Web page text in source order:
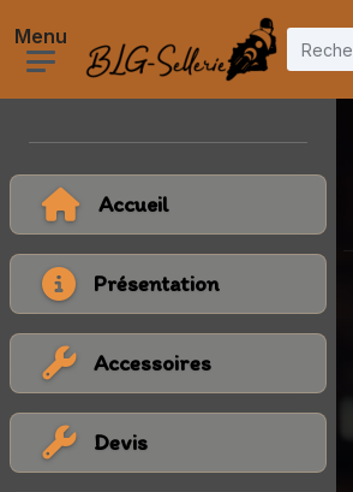
Accueil
Présentation
Accessoires
Devis